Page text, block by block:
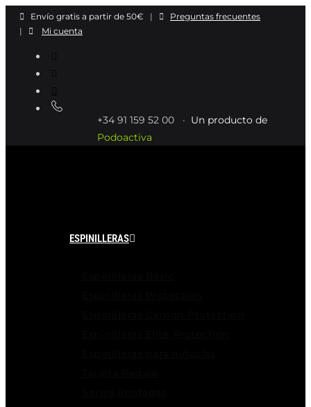
Envío gratis a partir de 50€ |
Preguntas frecuentes
|
Mi cuenta
+34 91 159 52 00 · Un producto de
Podoactiva
ESPINILLERAS